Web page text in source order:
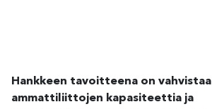
Hankkeen tavoitteena on vahvistaa
ammattiliittojen kapasiteettia ja